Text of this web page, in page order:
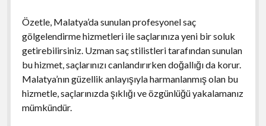
Özetle, Malatya’da sunulan profesyonel saç
gölgelendirme hizmetleri ile saçlarınıza yeni bir soluk
getirebilirsiniz. Uzman saç stilistleri tarafından sunulan
bu hizmet, saçlarınızı canlandırırken doğallığı da korur.
Malatya’nın güzellik anlayışıyla harmanlanmış olan bu
hizmetle, saçlarınızda şıklığı ve özgünlüğü yakalamanız
mümkündür.